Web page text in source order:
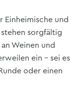
Einheimische und
sorgfältig
Weinen und
ein – sei es
oder einen